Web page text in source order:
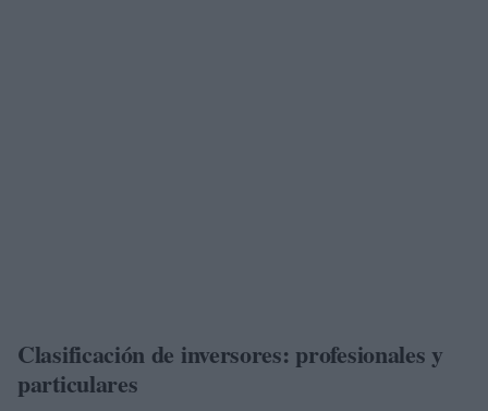
Clasificación de inversores: profesionales y
particulares